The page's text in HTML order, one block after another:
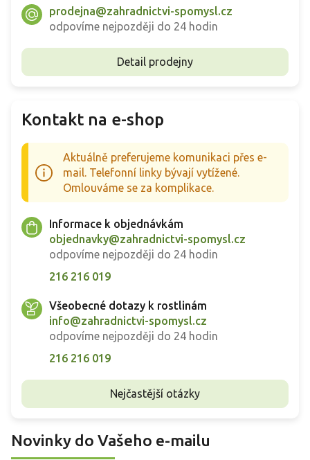
prodejna@zahradnictvi-spomysl.cz
odpovíme nejpozději do 24 hodin
Detail prodejny
Kontakt na e-shop
Aktuálně preferujeme komunikaci přes e-
mail. Telefonní linky bývají vytížené.
Omlouváme se za komplikace.
Informace k objednávkám
objednavky@zahradnictvi-spomysl.cz
odpovíme nejpozději do 24 hodin
216 216 019
Všeobecné dotazy k rostlinám
info@zahradnictvi-spomysl.cz
odpovíme nejpozději do 24 hodin
216 216 019
Nejčastější otázky
Novinky do Vašeho e-mailu